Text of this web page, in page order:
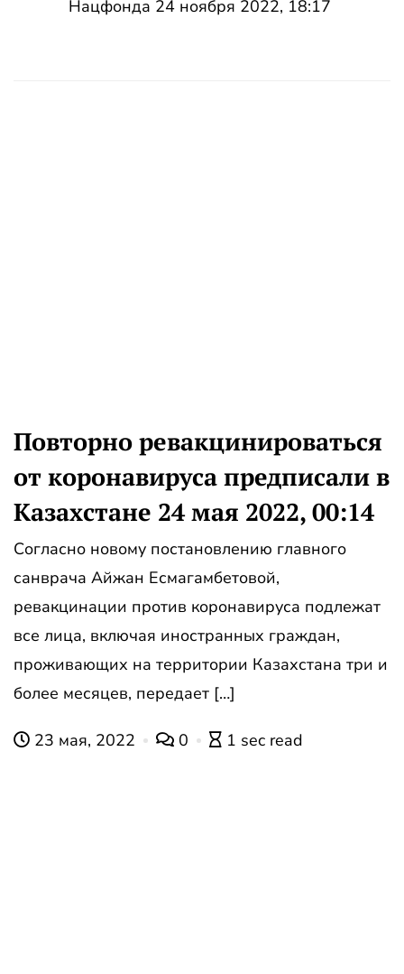
Нацфонда 24 ноября 2022, 18:17
Повторно ревакцинироваться
от коронавируса предписали в
Казахстане 24 мая 2022, 00:14
Согласно новому постановлению главного
санврача Айжан Есмагамбетовой,
ревакцинации против коронавируса подлежат
все лица, включая иностранных граждан,
проживающих на территории Казахстана три и
более месяцев, передает […]
23 мая, 2022 0 1 sec read